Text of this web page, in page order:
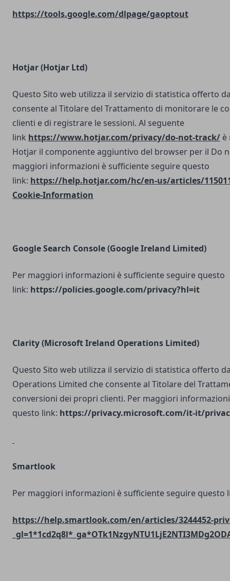
https://tools.google.com/dlpage/gaoptout
Hotjar (Hotjar Ltd)
Questo Sito web utilizza il servizio di statistica offerto
consente al Titolare del Trattamento di monitorare le
clienti e di registrare le sessioni. Al seguente
link https://www.hotjar.com/privacy/do-not-track/ è
Hotjar il componente aggiuntivo del browser per il Do
maggiori informazioni è sufficiente seguire questo
link: https://help.hotjar.com/hc/en-us/articles/
Cookie-Information
Google Search Console(Google Ireland Limited)
Per maggiori informazioni è sufficiente seguire questo
link: https://policies.google.com/privacy?hl=it
Clarity (Microsoft Ireland Operations Limited)
Questo Sito web utilizza il servizio di statistica offerto
Operations Limited che consente al Titolare del
conversioni dei propri clienti. Per maggiori
questo link: https://privacy.microsoft.com/it-it/
Smartlook
Per maggiori informazioni è sufficiente seguire questo
https://help.smartlook.com/en/articles/3244452-